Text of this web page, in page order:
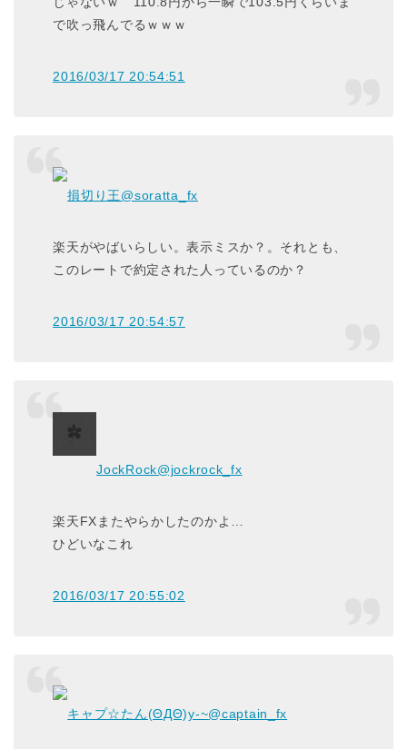
で吹っ飛んでるｗｗｗ
2016/03/17 20:54:51
損切り王@soratta_fx
楽天がやばいらしい。表示ミスか？。それとも、
このレートで約定された人っているのか？
2016/03/17 20:54:57
JockRock@jockrock_fx
楽天FXまたやらかしたのかよ…
ひどいなこれ
2016/03/17 20:55:02
キャプ☆たん(ΘДΘ)y-~@captain_fx